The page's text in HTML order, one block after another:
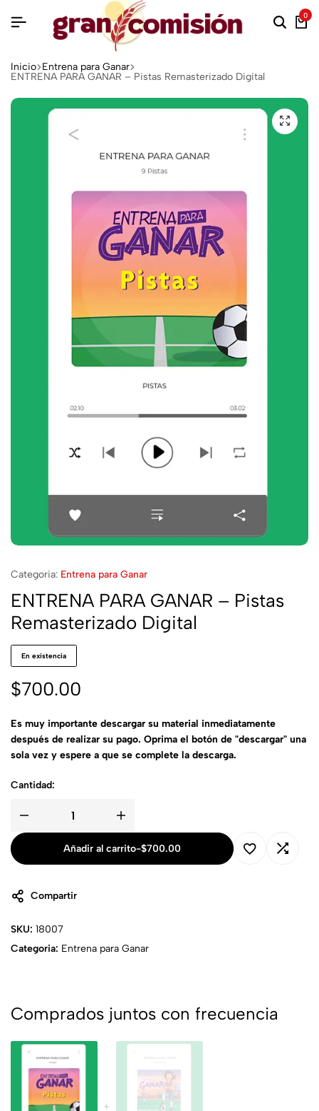
0
Inicio Entrena para Ganar
ENTRENA PARA GANAR – Pistas Remasterizado Digital
Categoria: Entrena para Ganar
ENTRENA PARA GANAR – Pistas
Remasterizado Digital
En existencia
$700.00
Es muy importante descargar su material inmediatamente
después de realizar su pago. Oprima el botón de "descargar" una
sola vez y espere a que se complete la descarga.
Cantidad:
Añadir al carrito-$700.00
Compartir
SKU: 18007
Categoria: Entrena para Ganar
Comprados juntos con frecuencia